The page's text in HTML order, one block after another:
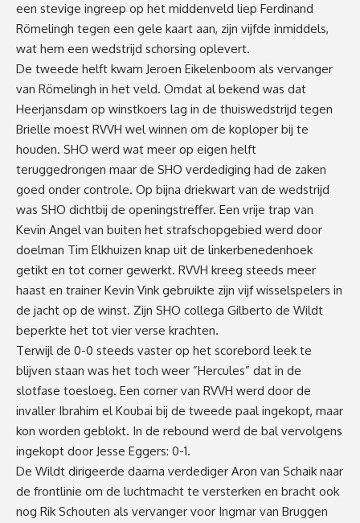
een stevige ingreep op het middenveld liep Ferdinand
Römelingh tegen een gele kaart aan, zijn vijfde inmiddels,
wat hem een wedstrijd schorsing oplevert.
De tweede helft kwam Jeroen Eikelenboom als vervanger
van Römelingh in het veld. Omdat al bekend was dat
Heerjansdam op winstkoers lag in de thuiswedstrijd tegen
Brielle moest RVVH wel winnen om de koploper bij te
houden. SHO werd wat meer op eigen helft
teruggedrongen maar de SHO verdediging had de zaken
goed onder controle. Op bijna driekwart van de wedstrijd
was SHO dichtbij de openingstreffer. Een vrije trap van
Kevin Angel van buiten het strafschopgebied werd door
doelman Tim Elkhuizen knap uit de linkerbenedenhoek
getikt en tot corner gewerkt. RVVH kreeg steeds meer
haast en trainer Kevin Vink gebruikte zijn vijf wisselspelers in
de jacht op de winst. Zijn SHO collega Gilberto de Wildt
beperkte het tot vier verse krachten.
Terwijl de 0-0 steeds vaster op het scorebord leek te
blijven staan was het toch weer ”Hercules” dat in de
slotfase toesloeg. Een corner van RVVH werd door de
invaller Ibrahim el Koubai bij de tweede paal ingekopt, maar
kon worden geblokt. In de rebound werd de bal vervolgens
ingekopt door Jesse Eggers: 0-1.
De Wildt dirigeerde daarna verdediger Aron van Schaik naar
de frontlinie om de luchtmacht te versterken en bracht ook
nog Rik Schouten als vervanger voor Ingmar van Bruggen